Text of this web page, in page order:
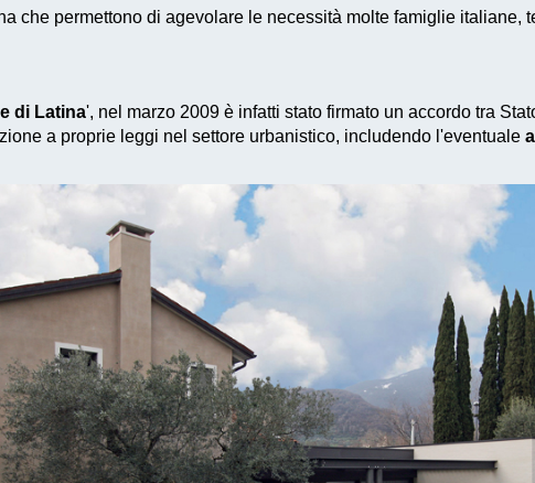
che permettono di agevolare le necessità molte famiglie italiane,
di Latina', nel marzo 2009 è infatti stato firmato un accordo tra
a proprie leggi nel settore urbanistico, includendo l'eventuale